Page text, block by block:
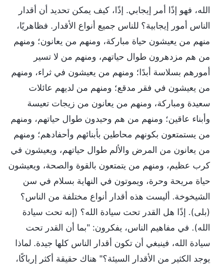
الله، فهو إذًا أمر إيجابي. إذًا، كيف يمكن تحديد أن أقدار
الناس أمور إيجابية؟ للناس جميع أنواع الأقدار. فظاهريًا،
منهم من يعيشون حياة مباركة، ومنهم من يعانون؛ ومنهم
من هم مزدهرون طوال حياتهم، ومنهم من لا تسير
أمورهم بسلاسة أبدًا؛ ومنهم من يعيشون في ثراء، ومنهم
من يعيشون في فقر مدقع؛ ومنهم من لديهم عائلات
سعيدة ومباركة، ومنهم من يعانون من زيجات تعيسة
وأبناء عاقين؛ ومنهم من هم وحيدون طوال حياتهم، ومنهم
من يستمتعون بكونهم محاطين بأبنائهم وأحفادهم؛ ومنهم
من يعانون من المرض والألم طوال حياتهم، ويعيشون في
كرب عظيم، ومنهم من يتمتعون بالقوة والصحة، ويعيشون
حياة مريحة وحرة، ويموتون في النهاية بسلام في سن
الشيخوخة. أليست هذه أقدار أنواع مختلفة من الناس؟
(بلى). إذًا هل القدر تحت سيادة الله؟ (إنه تحت سيادة
الله). في مفاهيم الناس، يفكرون: "بما أن القدر تحت
سيادة الله، فينبغي أن تكون أقدار الناس كلها جيدة. لماذا
يوجد الكثير من الأقدار السيئة؟" هناك حقيقة أكثر إرباكًا،